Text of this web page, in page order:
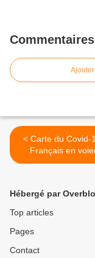
Commentaires
< Carte du Covid-19 : les
Français en
toutes les
Hébergé par
Top articles
Pages
Contact